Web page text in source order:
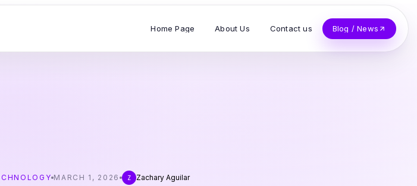
Home Page About Us Contact us Blog / News
MARCH 1, 2026 Z Zachary Aguilar